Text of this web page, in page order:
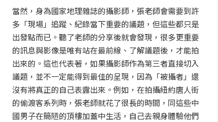
當然，身為國家地理雜誌的攝影師，張老師會需要到許
多「現場」追蹤、紀錄當下重要的議題，但這些都只是
出發點而已。聽了老師的分享後就會發現，很多更重要
的訊息與影像是唯有站在最前線、了解議題後，才能拍
出來的。這也代表著，如果攝影師作為第三者直接切入
議題，並不一定能得到最佳的呈現，因為「被攝者」還
沒有將真正的自己表露出來。例如，在拍攝紐約唐人街
的偷渡客系列時，張老師就花了很長的時間，同這些中
國男子在簡陋的頂樓加蓋中生活，自己去親身體驗他們